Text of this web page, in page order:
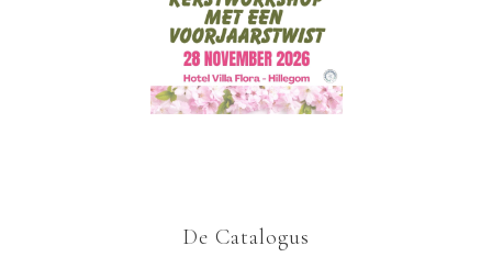
De Catalogus